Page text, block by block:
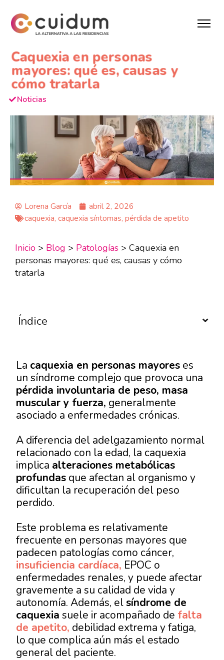
Caquexia en personas
mayores: qué es, causas y
cómo tratarla
Noticias
Lorena García
abril 2, 2026
caquexia, caquexia síntomas, pérdida de apetito
Inicio > Blog > Patologías > Caquexia en
personas mayores: qué es, causas y cómo
tratarla
Índice
La caquexia en personas mayores es
un síndrome complejo que provoca una
pérdida involuntaria de peso, masa
muscular y fuerza, generalmente
asociado a enfermedades crónicas.
A diferencia del adelgazamiento normal
relacionado con la edad, la caquexia
implica alteraciones metabólicas
profundas que afectan al organismo y
dificultan la recuperación del peso
perdido.
Este problema es relativamente
frecuente en personas mayores que
padecen patologías como cáncer,
insuficiencia cardíaca, EPOC o
enfermedades renales, y puede afectar
gravemente a su calidad de vida y
autonomía. Además, elsíndrome de
caquexia suele ir acompañado de falta
de apetito, debilidad extrema y fatiga,
lo que complica aún más el estado
general del paciente.